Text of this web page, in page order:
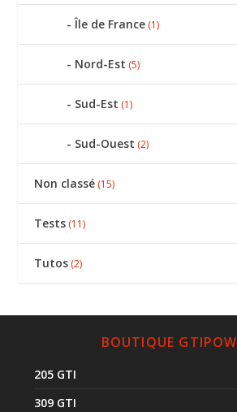
Île de France (1)
Nord-Est (5)
Sud-Est (1)
Sud-Ouest (2)
Non classé (15)
Tests (11)
Tutos (2)
BOUTIQUE
205 GTI
309 GTI